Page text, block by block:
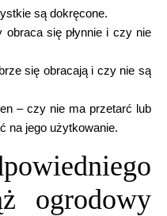
są dokręcone.
się płynnie i czy nie
się obracają i czy nie są
– czy nie ma przetarć lub
na jego użytkowanie.
ogrodowy